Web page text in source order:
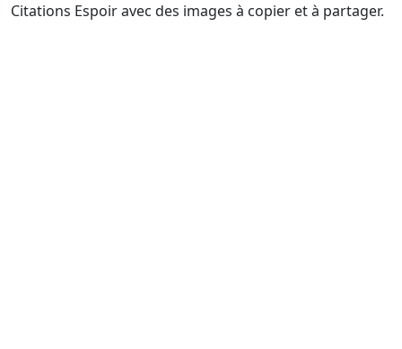
Citations Espoir avec des images à copier et à partager.